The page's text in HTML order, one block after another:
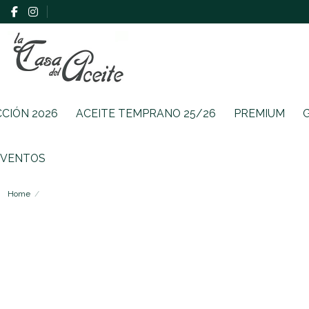
2026 ACEITE TEMPRANO 25/26 PREMIUM
Home